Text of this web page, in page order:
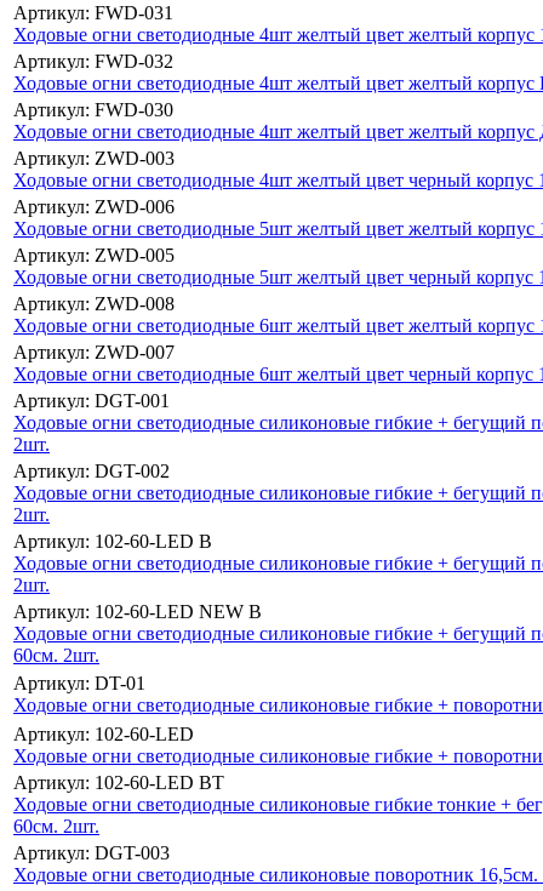
Артикул: FWD-031
Ходовые огни светодиодные 4шт желтый цвет желтый корпус
Артикул: FWD-032
Ходовые огни светодиодные 4шт желтый цвет желтый
Артикул: FWD-030
Ходовые огни светодиодные 4шт желтый цвет желтый
Артикул: ZWD-003
Ходовые огни светодиодные 4шт желтый цвет черный корпус
Артикул: ZWD-006
Ходовые огни светодиодные 5шт желтый цвет желтый корпус
Артикул: ZWD-005
Ходовые огни светодиодные 5шт желтый цвет черный корпус
Артикул: ZWD-008
Ходовые огни светодиодные 6шт желтый цвет желтый корпус
Артикул: ZWD-007
Ходовые огни светодиодные 6шт желтый цвет черный корпус
Артикул: DGT-001
Ходовые огни светодиодные силиконовые гибкие + бегущий
2шт.
Артикул: DGT-002
Ходовые огни светодиодные силиконовые гибкие + бегущий
2шт.
Артикул: 102-60-LED B
Ходовые огни светодиодные силиконовые гибкие + бегущий
2шт.
Артикул: 102-60-LED NEW B
Ходовые огни светодиодные силиконовые гибкие + бегущий
60см. 2шт.
Артикул: DT-01
Ходовые огни светодиодные силиконовые гибкие +
Артикул: 102-60-LED
Ходовые огни светодиодные силиконовые гибкие +
Артикул: 102-60-LED BT
Ходовые огни светодиодные силиконовые гибкие тонкие +
60см. 2шт.
Артикул: DGT-003
Ходовые огни светодиодные силиконовые поворотник